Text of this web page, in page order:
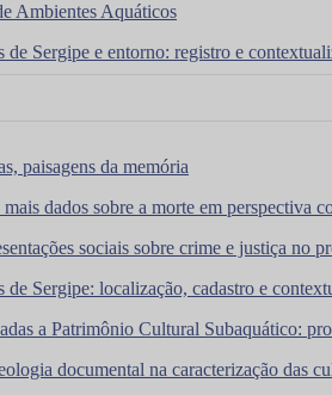
Ambientes Aquáticos
Sergipe e entorno: registro e
paisagens da memória
dados sobre a morte em perspectiva
sociais sobre crime e justiça no
Sergipe: localização, cadastro e
a Patrimônio Cultural Subaquático:
documental na caracterização das